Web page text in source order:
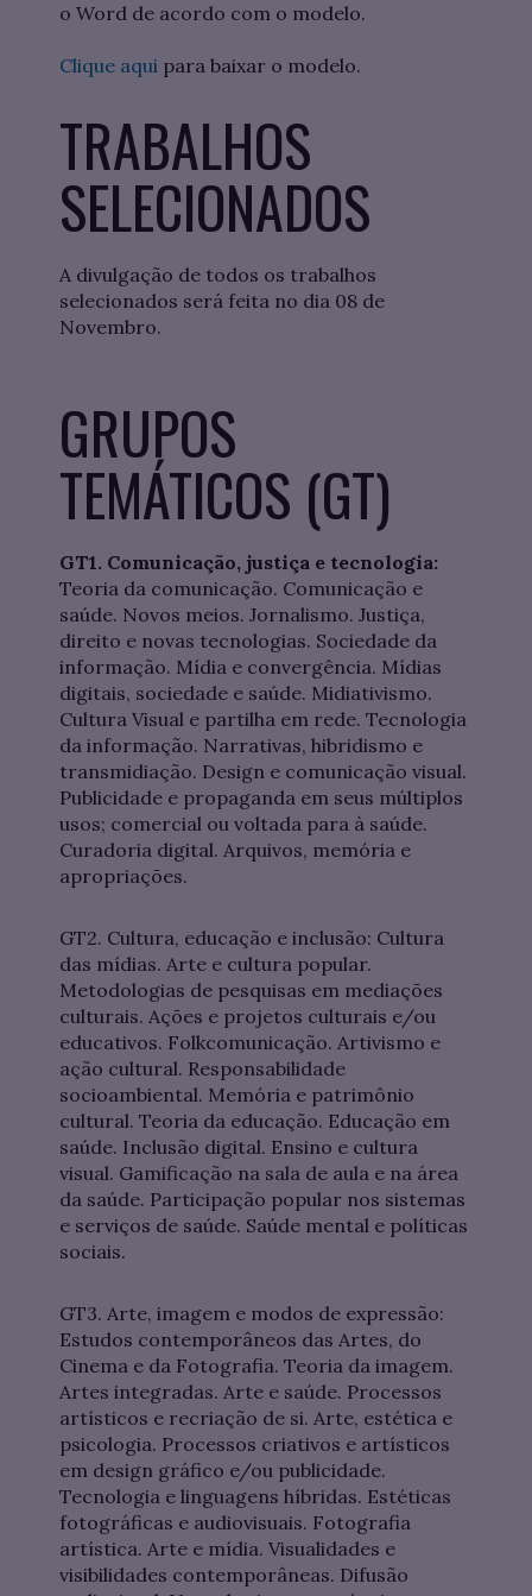
o Word de acordo com o modelo.
Clique aqui para baixar o modelo.
TRABALHOS
SELECIONADOS
A divulgação de todos os trabalhos
selecionados será feita no dia 08 de
Novembro.
GRUPOS
TEMÁTICOS (GT)
GT1. Comunicação, justiça e tecnologia:
Teoria da comunicação. Comunicação e
saúde. Novos meios. Jornalismo. Justiça,
direito e novas tecnologias. Sociedade da
informação. Mídia e convergência. Mídias
digitais, sociedade e saúde. Midiativismo.
Cultura Visual e partilha em rede. Tecnologia
da informação. Narrativas, hibridismo e
transmidiação. Design e comunicação visual.
Publicidade e propaganda em seus múltiplos
usos; comercial ou voltada para à saúde.
Curadoria digital. Arquivos, memória e
apropriações.
GT2. Cultura, educação e inclusão: Cultura
das mídias. Arte e cultura popular.
Metodologias de pesquisas em mediações
culturais. Ações e projetos culturais e/ou
educativos. Folkcomunicação. Artivismo e
ação cultural. Responsabilidade
socioambiental. Memória e patrimônio
cultural. Teoria da educação. Educação em
saúde. Inclusão digital. Ensino e cultura
visual. Gamificação na sala de aula e na área
da saúde. Participação popular nos sistemas
e serviços de saúde. Saúde mental e políticas
sociais.
GT3. Arte, imagem e modos de expressão:
Estudos contemporâneos das Artes, do
Cinema e da Fotografia. Teoria da imagem.
Artes integradas. Arte e saúde. Processos
artísticos e recriação de si. Arte, estética e
psicologia. Processos criativos e artísticos
em design gráfico e/ou publicidade.
Tecnologia e linguagens híbridas. Estéticas
fotográficas e audiovisuais. Fotografia
artística. Arte e mídia. Visualidades e
visibilidades contemporâneas. Difusão